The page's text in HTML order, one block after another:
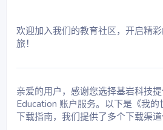
欢迎加入我们的教育社区，开启精
旅！
亲爱的用户，感谢您选择基岩科技
Education 账户服务。以下是《我的
下载指南，我们提供了多个下载渠道